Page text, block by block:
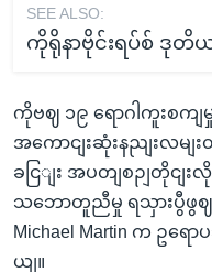
SEE ALSO:
ကိုရိုနာဗိုင်းရပ်စ် ဒုတိ
ကိုဗဈ ၁၉ ရောဂါကူးစက
အကောငျးဆုံးနညျးလမျ
ခငြျး အပတျစဉျတိုငျ
သဘောတူညီမှု ရသှားပွီဖွဈ
Michael Martin က ဥရေ
ယျ။